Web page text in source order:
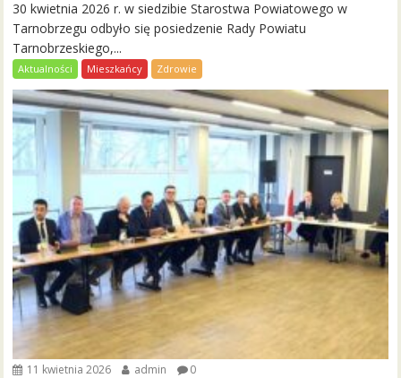
30 kwietnia 2026 r. w siedzibie Starostwa Powiatowego w
Tarnobrzegu odbyło się posiedzenie Rady Powiatu
Tarnobrzeskiego,...
Aktualności Mieszkańcy Zdrowie
11 kwietnia 2026 admin 0